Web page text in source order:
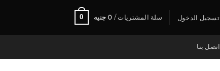
تسجيل الدخول سلة المشتريات / 0 جنيه 0
اتصل بنا